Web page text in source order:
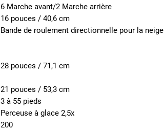
6 Marche avant/2 Marche arrière
16 pouces / 40,6 cm
Bande de roulement directionnelle pour la neige
28 pouces / 71,1 cm
21 pouces / 53,3 cm
3 à 55 pieds
Perceuse à glace 2,5x
200